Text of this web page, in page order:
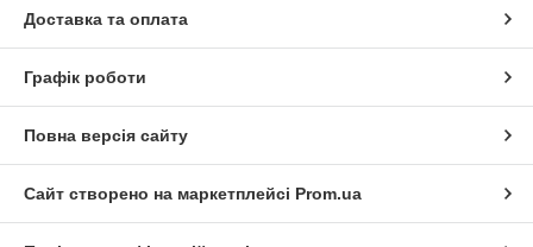
Доставка та оплата
Графік роботи
Повна версія сайту
Сайт створено на маркетплейсі Prom.ua